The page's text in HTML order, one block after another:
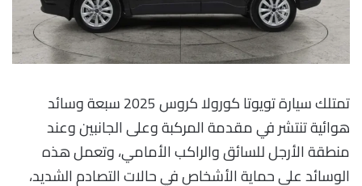
تمتلك سيارة تويوتا كورولا كروس 2025 سبعة وسائد
هوائية تنتشر في مقدمة المركبة وعلى الجانبين وعند
منطقة الأرجل للسائق والراكب الأمامي، وتعمل هذه
الوسائد على حماية الأشخاص في حالات التصادم الشديد،